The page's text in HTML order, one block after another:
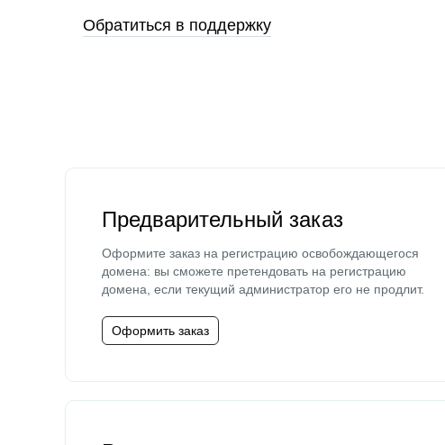
Обратиться в поддержку
Предварительный заказ
Оформите заказ на регистрацию освобождающегося
домена: вы сможете претендовать на регистрацию
домена, если текущий администратор его не продлит.
Оформить заказ